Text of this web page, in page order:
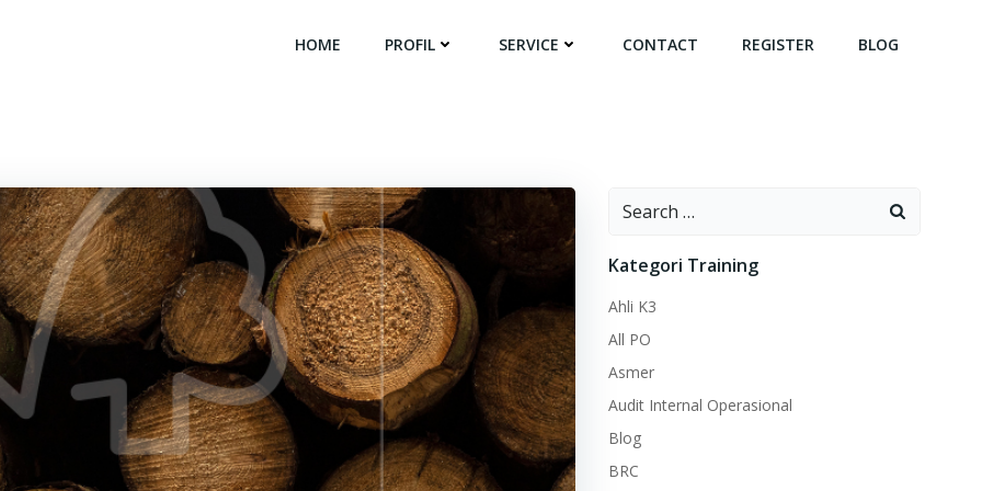
HOME PROFIL SERVICE CONTACT REGISTER BLOG
Search
Kategori Training
Ahli K3
All PO
Asmer
Audit Internal Operasional
Blog
BRC